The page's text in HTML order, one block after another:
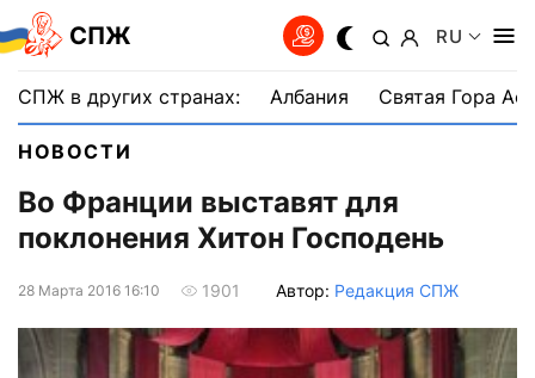
СПЖ RU
СПЖ в других странах: Албания Святая Гора
НОВОСТИ
Во Франции выставят для
поклонения Хитон Господень
28 Марта 2016 16:10 1901 Автор: Редакция СПЖ